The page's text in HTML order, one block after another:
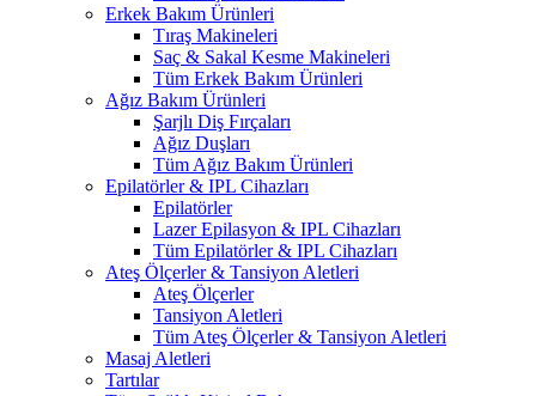
Erkek Bakım Ürünleri
Tıraş Makineleri
Saç & Sakal Kesme Makineleri
Tüm Erkek Bakım Ürünleri
Ağız Bakım Ürünleri
Şarjlı Diş Fırçaları
Ağız Duşları
Tüm Ağız Bakım Ürünleri
Epilatörler & IPL Cihazları
Epilatörler
Lazer Epilasyon & IPL Cihazları
Tüm Epilatörler & IPL Cihazları
Ateş Ölçerler & Tansiyon Aletleri
Ateş Ölçerler
Tansiyon Aletleri
Tüm Ateş Ölçerler & Tansiyon Aletleri
Masaj Aletleri
Tartılar